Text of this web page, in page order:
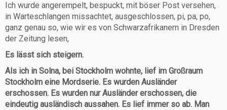
Ich wurde angerempelt, bespuckt, mit böser Post versehen,
in Warteschlangen missachtet, ausgeschlossen, pi, pa, po,
ganz genau so, wie wir es von Schwarzafrikanern in Dresden
der Zeitung lesen,
Es lässt sich steigern.
Als ich in Solna, bei Stockholm wohnte, lief im Großraum
Stockholm eine Mordserie. Es wurden Ausländer
erschossen. Es wurden nur Ausländer erschossen, die
eindeutig ausländisch aussahen. Es lief immer so ab. Man